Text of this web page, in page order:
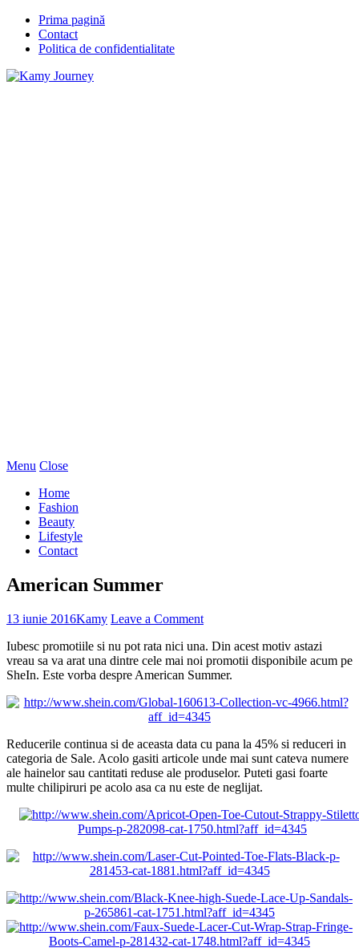
Prima pagină
Contact
Politica de confidentialitate
Menu Close
Home
Fashion
Beauty
Lifestyle
Contact
American Summer
13 iunie 2016Kamy Leave a Comment
Iubesc promotiile si nu pot rata nici una. Din acest motiv astazi
vreau sa va arat una dintre cele mai noi promotii disponibile acum pe
SheIn. Este vorba despre American Summer.
Reducerile continua si de aceasta data cu pana la 45% si reduceri in
categoria de Sale. Acolo gasiti articole unde mai sunt cateva numere
ale hainelor sau cantitati reduse ale produselor. Puteti gasi foarte
multe chilipiruri pe acolo asa ca nu este de neglijat.